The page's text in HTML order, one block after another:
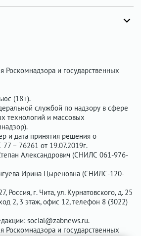
Роскомнадзора и государственных
(18+).
службой по надзору в сфере
технологий и массовых
и дата принятия решения о
– 76261 от 19.07.2019г.
Александрович (СНИЛС 061-976-
Ирина Цыреновна (СНИЛС-120-
Россия, г. Чита, ул. Курнатовского, д. 25
2, 3 этаж, офис 12, телефон 8 (3022)
social@zabnews.ru.
Роскомнадзора и государственных